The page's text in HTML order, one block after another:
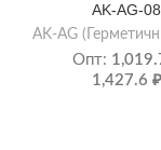
AK-AG-08
AK-AG
1,427.6 ₽
Опт: